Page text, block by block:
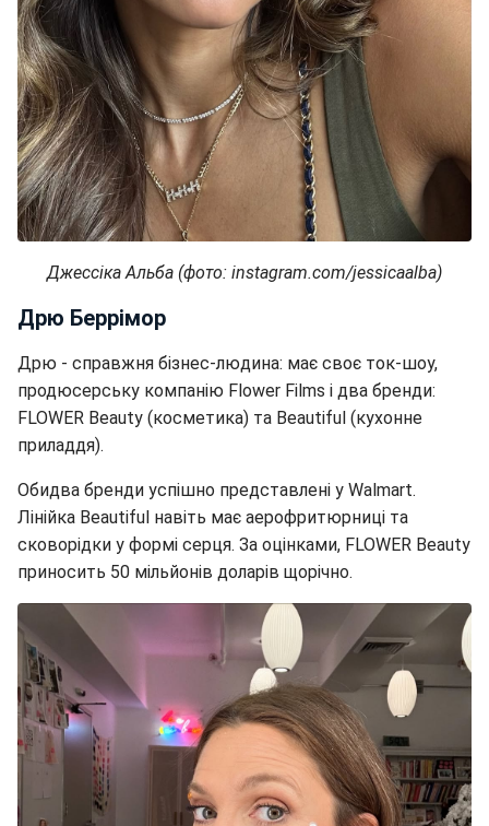
Джессіка Альба (фото: instagram.com/jessicaalba)
Дрю Беррімор
Дрю - справжня бізнес-людина: має своє ток-шоу,
продюсерську компанію Flower Films і два бренди:
FLOWER Beauty (косметика) та Beautiful (кухонне
приладдя).
Обидва бренди успішно представлені у Walmart.
Лінійка Beautiful навіть має аерофритюрниці та
сковорідки у формі серця. За оцінками, FLOWER Beauty
приносить 50 мільйонів доларів щорічно.